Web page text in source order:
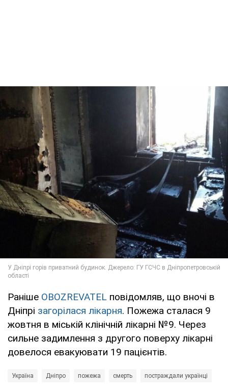
Раніше OBOZREVATEL повідомляв, що вночі в
Дніпрі загорілася лікарня. Пожежа сталася 9
жовтня в міській клінічній лікарні №9. Через
сильне задимлення з другого поверху лікарні
довелося евакуювати 19 пацієнтів.
Україна Дніпро пожежа смерть постраждали українці